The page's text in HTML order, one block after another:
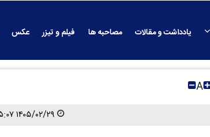
یادداشت و مقالات مصاحبه ها فیلم و تیزر عکس
A
۱۴۰۵/۰۲/۲۹ ۱۰:۲۵:۰۷